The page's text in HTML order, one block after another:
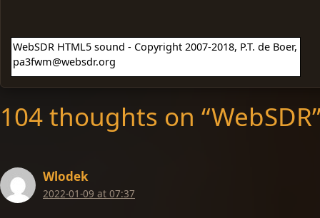
WebSDR HTML5 sound - Copyright 2007-2018, P.T. de Boer,
pa3fwm@websdr.org
104 thoughts on
Wlodek
2022-01-09 at 07:37